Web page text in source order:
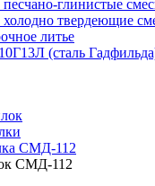
песчано-глинистые
холодно твердеющие
литье
(сталь
СМД-112
СМД-112